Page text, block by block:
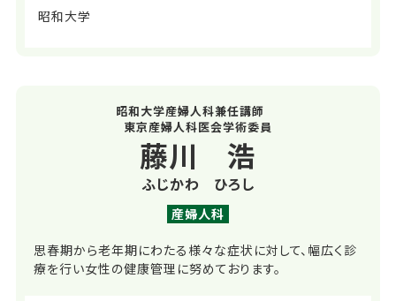
昭和大学
昭和大学産婦人科兼任講師
東京産婦人科医会学術委員
藤川 浩
ふじかわ ひろし
産婦人科
思春期から老年期にわたる様々な症状に対して、幅広く診
療を行い女性の健康管理に努めております。